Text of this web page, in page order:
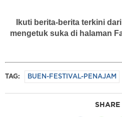
Ikuti berita-berita terkini
mengetuk suka di halaman
TAG: BUEN-FESTIVAL-PENAJAM
SHARE